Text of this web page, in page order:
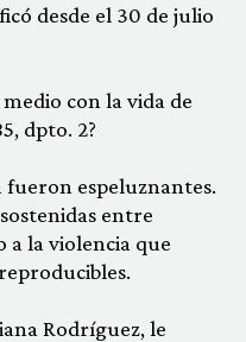
desde el 30 de julio
con la vida de
dpto. 2?
fueron espeluznantes.
entre
a la violencia que
Rodríguez, le